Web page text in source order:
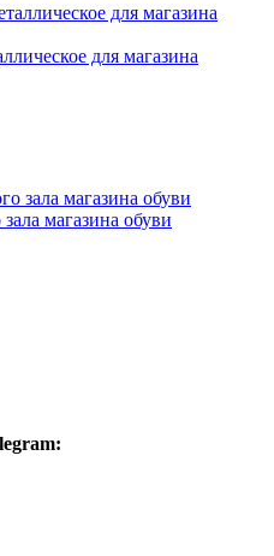
для магазина
магазина обуви